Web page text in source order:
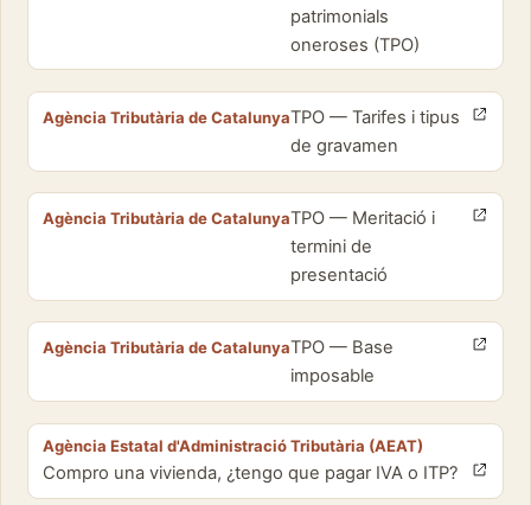
patrimonials
oneroses (TPO)
Agència Tributària de CatalunyaTPO — Tarifes i tipus
de gravamen
Agència Tributària de CatalunyaTPO — Meritació i
termini de
presentació
Agència Tributària de CatalunyaTPO — Base
imposable
Agència Estatal d'Administració Tributària (AEAT)
Compro una vivienda, ¿tengo que pagar IVA o ITP?